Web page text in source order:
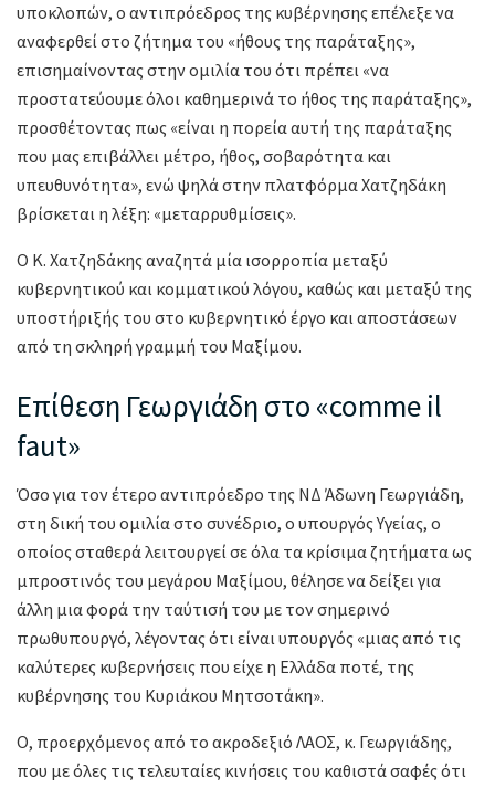
υποκλοπών, ο αντιπρόεδρος της κυβέρνησης επέλεξε να
αναφερθεί στο ζήτημα του «ήθους της παράταξης»,
επισημαίνοντας στην ομιλία του ότι πρέπει «να
προστατεύουμε όλοι καθημερινά το ήθος της παράταξης»,
προσθέτοντας πως «είναι η πορεία αυτή της παράταξης
που μας επιβάλλει μέτρο, ήθος, σοβαρότητα και
υπευθυνότητα», ενώ ψηλά στην πλατφόρμα Χατζηδάκη
βρίσκεται η λέξη: «μεταρρυθμίσεις».
Ο Κ. Χατζηδάκης αναζητά μία ισορροπία μεταξύ
κυβερνητικού και κομματικού λόγου, καθώς και μεταξύ της
υποστήριξής του στο κυβερνητικό έργο και αποστάσεων
από τη σκληρή γραμμή του Μαξίμου.
Επίθεση Γεωργιάδη στο «comme il
faut»
Όσο για τον έτερο αντιπρόεδρο της ΝΔ Άδωνη Γεωργιάδη,
στη δική του ομιλία στο συνέδριο, ο υπουργός Υγείας, ο
οποίος σταθερά λειτουργεί σε όλα τα κρίσιμα ζητήματα ως
μπροστινός του μεγάρου Μαξίμου, θέλησε να δείξει για
άλλη μια φορά την ταύτισή του με τον σημερινό
πρωθυπουργό, λέγοντας ότι είναι υπουργός «μιας από τις
καλύτερες κυβερνήσεις που είχε η Ελλάδα ποτέ, της
κυβέρνησης του Κυριάκου Μητσοτάκη».
Ο, προερχόμενος από το ακροδεξιό ΛΑΟΣ, κ. Γεωργιάδης,
που με όλες τις τελευταίες κινήσεις του καθιστά σαφές ότι